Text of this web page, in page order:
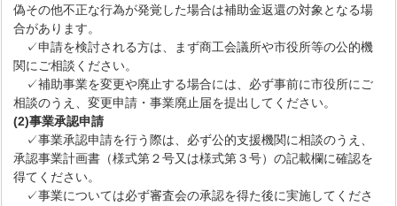
偽その他不正な行為が発覚した場合は補助金返還の対象となる場
合があります。
✓申請を検討される方は、まず商工会議所や市役所等の公的機
関にご相談ください。
✓補助事業を変更や廃止する場合には、必ず事前に市役所にご
相談のうえ、変更申請・事業廃止届を提出してください。
(2)事業承認申請
✓事業承認申請を行う際は、必ず公的支援機関に相談のうえ、
承認事業計画書（様式第２号又は様式第３号）の記載欄に確認を
得てください。
✓事業については必ず審査会の承認を得た後に実施してくださ